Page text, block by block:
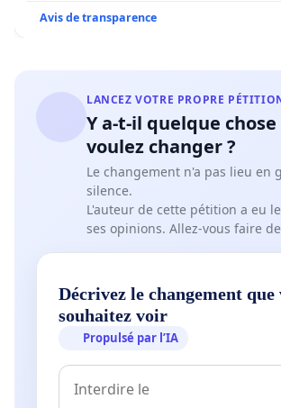
Avis de transparence
LANCEZ VOTRE PROPRE
Y a-t-il quelque
voulez changer ?
Le changement n'a pas lieu en
silence.
L'auteur de cette pétition a eu
ses opinions. Allez-vous faire
Décrivez le changement que
souhaitez voir
Propulsé par l’IA